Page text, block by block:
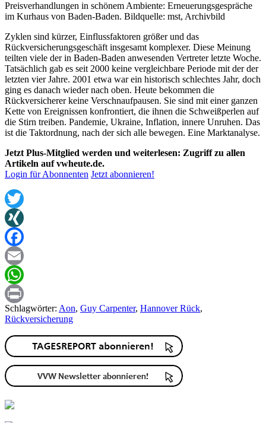
Preisverhandlungen in schönem Ambiente: Erneuerungsgespräche
im Kurhaus von Baden-Baden. Bildquelle: mst, Archivbild
Zyklen sind kürzer, Einflussfaktoren größer und das
Rückversicherungsgeschäft insgesamt komplexer. Diese Meinung
teilten viele der in Baden-Baden anwesenden Vertreter letzte Woche.
Tatsächlich gab es seit 2000 keine vergleichbare Periode mit der der
letzten vier Jahre. 2001 etwa war ein historisch schlechtes Jahr, doch
ging es danach wieder nach oben. Heute bekommen die
Rückversicherer keine Verschnaufpausen. Sie sind mit einer ganzen
Kette von Ereignissen konfrontiert, die ihnen die Schweißperlen auf
die Stirn treiben. Pandemie, Ukraine, Inflation, innere Unruhen. Das
ist die Taktordnung, nach der sich alle bewegen. Eine Marktanalyse.
Jetzt Plus-Mitglied werden und weiterlesen: Zugriff zu allen
Artikeln auf vwheute.de.
Login für Abonnenten Jetzt abonnieren!
Twitter
XING
Facebook
Email
WhatsApp
Print
Schlagwörter: Aon, Guy Carpenter, Hannover Rück,
Rückversicherung